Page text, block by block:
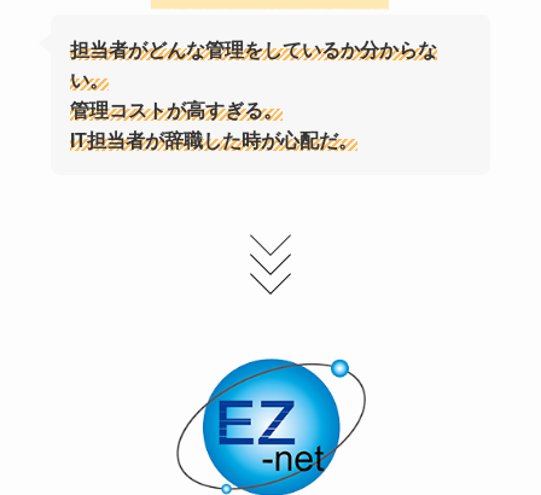
担当者がどんな管理をしているか分からな
い。
管理コストが高すぎる。
IT担当者が辞職した時が心配だ。